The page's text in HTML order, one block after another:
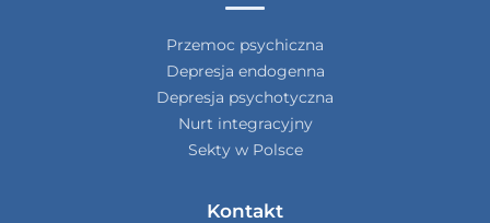
Przemoc psychiczna
Depresja endogenna
Depresja psychotyczna
Nurt integracyjny
Sekty w Polsce
Kontakt